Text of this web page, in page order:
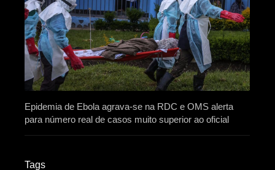
Epidemia de Ebola agrava-se na RDC e OMS alerta
para número real de casos muito superior ao oficial
Tags